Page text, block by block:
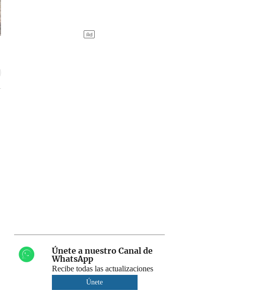
Únete a nuestro Canal de
WhatsApp
Recibe todas las actualizaciones
Únete